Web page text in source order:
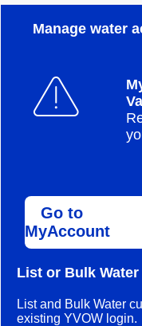
Manage water
Go to
MyAccount
List or Bulk
List and Bulk Water
existing YVOW login.